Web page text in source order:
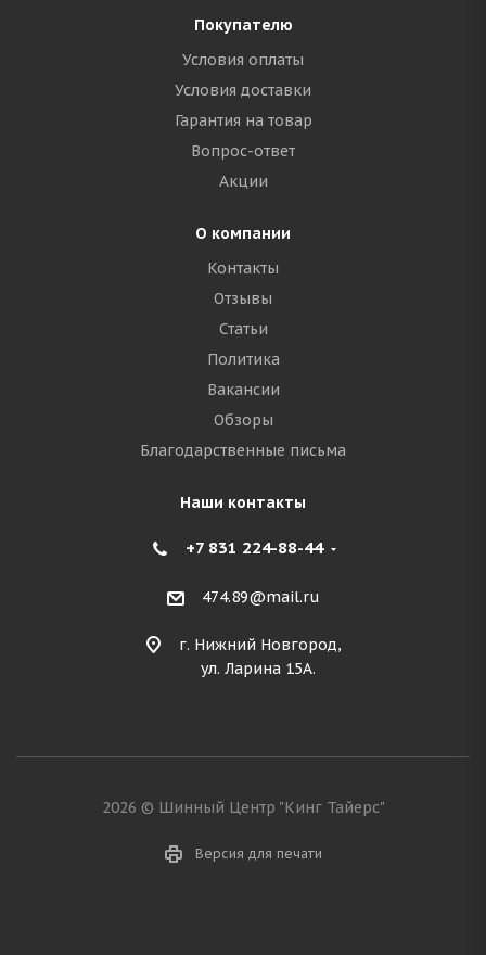
Покупателю
Условия оплаты
Условия доставки
Гарантия на товар
Вопрос-ответ
Акции
О компании
Контакты
Отзывы
Статьи
Политика
Вакансии
Обзоры
Благодарственные письма
Наши контакты
+7 831 224-88-44
474.89@mail.ru
г. Нижний Новгород,
ул. Ларина 15А.
2026 © Шинный Центр "Кинг Тайерс"
Версия для печати